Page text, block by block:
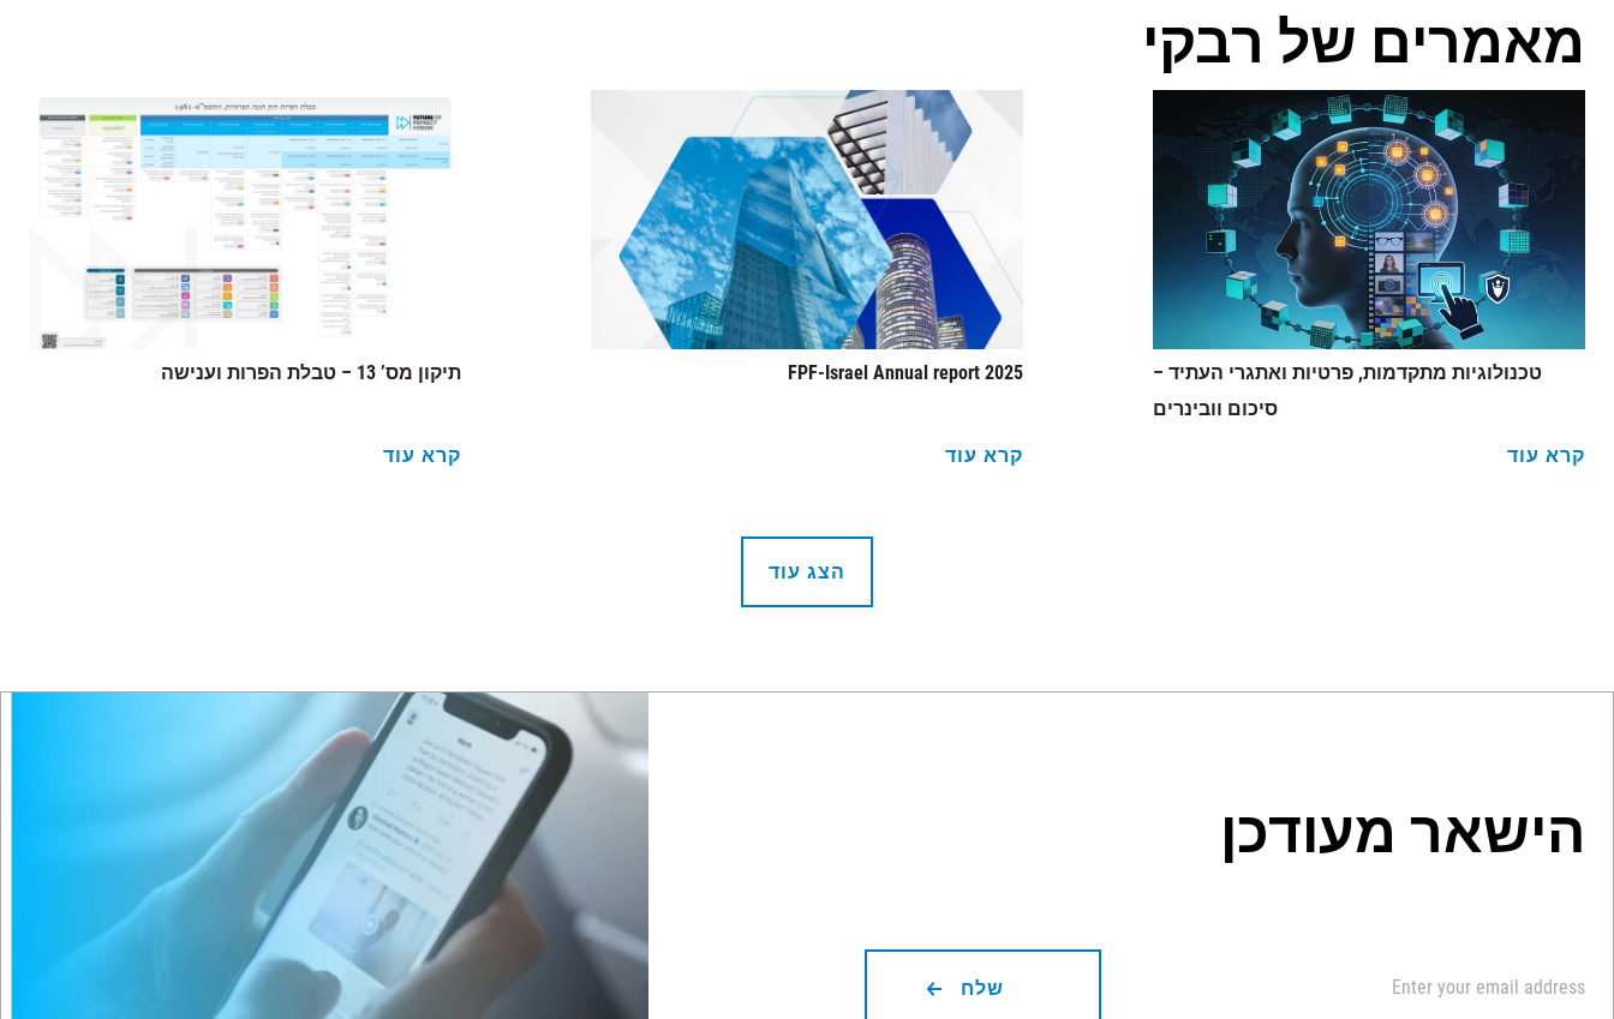
מאמרים של רבקי
טכנולוגיות מתקדמות, פרטיות ואתגרי העתיד –
סיכום וובינרים
קרא עוד
2025 FPF-Israel Annual report
קרא עוד
תיקון מס’ 13 – טבלת הפרות וענישה
קרא עוד
הצג עוד
הישאר מעודכן